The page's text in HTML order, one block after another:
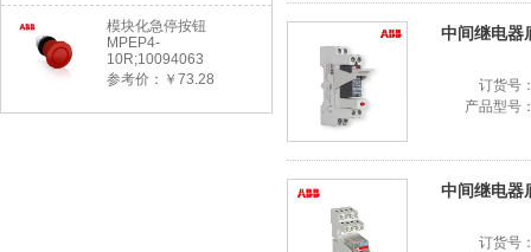
模块化急停按钮
MPEP4-
10R;10094063
参考价：￥73.28
中间继电器
订货号
产品型号
中间继电器
订货号